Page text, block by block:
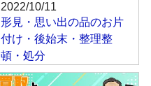
2022/10/11
形見・思い出の品のお片
付け・後始末・整理整
頓・処分